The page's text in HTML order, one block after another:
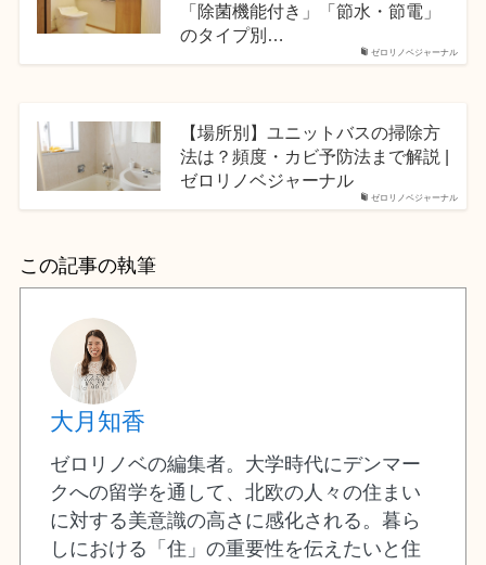
ゼロリノベジャーナル
「除菌機能付き」「節水・節電」
のタイプ別…
ゼロリノベジャーナル
【場所別】ユニットバスの掃除方
法は？頻度・カビ予防法まで解説 |
ゼロリノベジャーナル
この記事の執筆
大月知香
ゼロリノベの編集者。大学時代にデンマー
クへの留学を通して、北欧の人々の住まい
に対する美意識の高さに感化される。暮ら
しにおける「住」の重要性を伝えたいと住